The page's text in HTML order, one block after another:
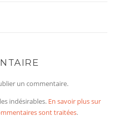
un commentaire.
indésirables. En savoir plus sur
sont traitées.